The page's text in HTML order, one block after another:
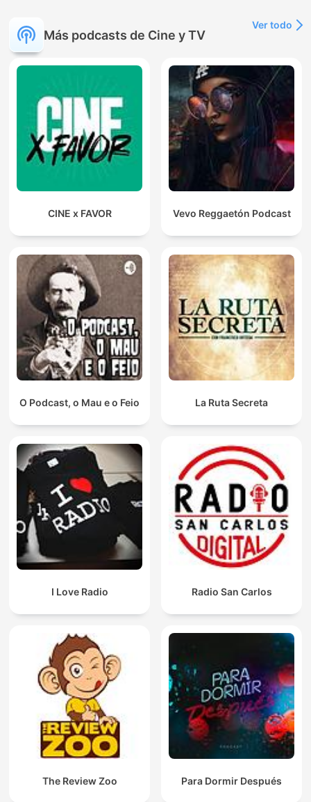
Más podcasts de Cine y TV
Ver todo
CINE x FAVOR Vevo Reggaetón Podcast
O Podcast, o Mau e o Feio La Ruta Secreta
I Love Radio Radio San Carlos
The Review Zoo Para Dormir Después